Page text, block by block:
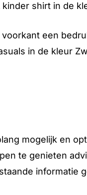
kinder shirt in de
voorkant een
in de kleur
mogelijk en
te genieten
informatie